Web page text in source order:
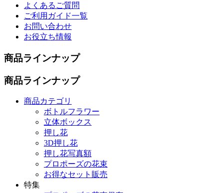
よくあるご質問
ご利用ガイド一覧
お問い合わせ
お役立ち情報
商品ラインナップ
商品ラインナップ
商品カテゴリ
ボトルフラワー
立体ボックス
押し花
3D押し花
押し花写真額
プロポーズの花束
お得なセット販売
特集